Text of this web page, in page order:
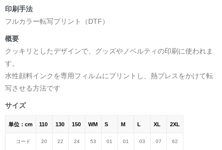
https://amzn.asia/d/0dgbLm4e
<デザイン画集&グッズカタログ>
小説 [刺すように燃えるような眼差しは] -Version1.
挿画&グッズカタログ <デザイン画集:BEST版>
＜著者:挿画作成＞ 凛々風 猛 -リリカゼタケル
日本語版: https://amzn.asia/d/fMWTZVg
小説 [刺すように燃えるような眼差しは] -Version2.
挿画&グッズカタログ <デザイン画集:BEST版>
印刷手法
フルカラー転写プリント（DTF）
概要
クッキリとしたデザインで、グッズやノベルティの印刷に使われま
す。
水性顔料インクを専用フィルムにプリントし、熱プレスをかけて転
写させる方法です
サイズ
単位：cm 110 130 150 WM S M L XL 2XL
コード 20 22 24 53 01 01 03 07 62